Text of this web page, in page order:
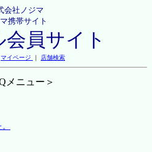
会社ノジマ
携帯サイト
員サイト
マイページ ｜ 店舗検索
メニュー＞